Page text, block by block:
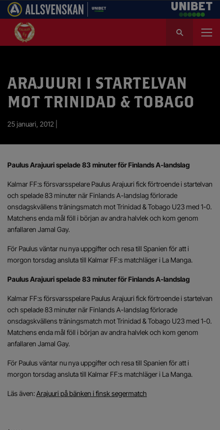
k
ARAJUURI I STARTELVAN
MOT TRINIDAD & TOBAGO
25 januari, 2012 |
Paulus Arajuuri spelade 83 minuter för Finlands A-landslag
Kalmar FF:s försvarsspelare Paulus Arajuuri fick förtroende i startelvan
och spelade 83 minuter när Finlands A-landslag förlorade
onsdagskvällens träningsmatch mot Trinidad & Tobago U23 med 1-0.
Matchens enda mål föll i början av andra halvlek och kom genom
anfallaren Jamal Gay.
För Paulus väntar nu nya uppgifter och resa till Spanien för att i
morgon torsdag ansluta till Kalmar FF:s matchläger i La Manga.
Paulus Arajuuri spelade 83 minuter för Finlands A-landslag
Kalmar FF:s försvarsspelare Paulus Arajuuri fick förtroende i startelvan
och spelade 83 minuter när Finlands A-landslag förlorade
onsdagskvällens träningsmatch mot Trinidad & Tobago U23 med 1-0.
Matchens enda mål föll i början av andra halvlek och kom genom
anfallaren Jamal Gay.
För Paulus väntar nu nya uppgifter och resa till Spanien för att i
morgon torsdag ansluta till Kalmar FF:s matchläger i La Manga.
Läs även:Arajuuri på bänken i finsk segermatch